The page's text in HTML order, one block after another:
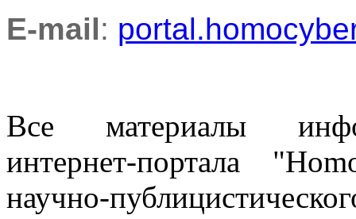
E-mail:
Все материалы
интернет-портала
научно-